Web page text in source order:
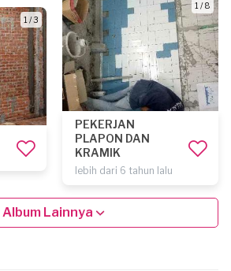
1 / 3
1 / 8
PEKERJAN
PLAPON DAN
KRAMIK
lebih dari 6 tahun lalu
Album Lainnya